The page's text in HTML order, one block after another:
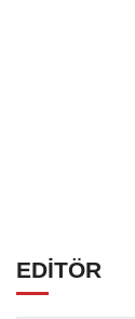
EDİTÖR